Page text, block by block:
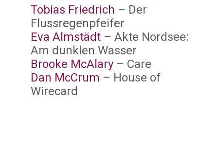
Tobias Friedrich – Der
Flussregenpfeifer
Eva Almstädt– Akte Nordsee:
Am dunklen Wasser
Brooke McAlary – Care
Dan McCrum – House of
Wirecard